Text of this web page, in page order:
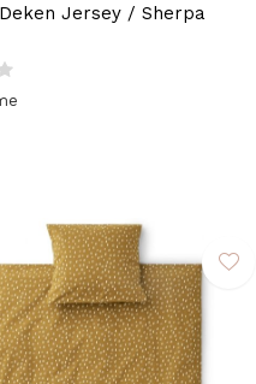
Jersey / Sherpa